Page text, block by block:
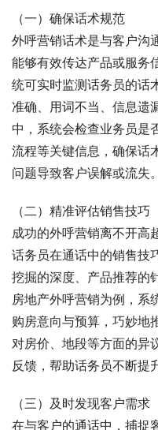
（一）确保话术规范
外呼营销话术是与客户沟
能够有效传达产品或服务
统可实时监测话务员的话
准确、用词不当、信息遗
中，系统会检查业务员是
流程等关键信息，确保话
问题导致客户误解或流失。
（二）精准评估销售技巧
成功的外呼营销离不开高
话务员在通话中的销售技
挖掘的深度、产品推荐的
房地产外呼营销为例，系
购房意向与预算，巧妙地
对房价、地段等方面的异
反馈，帮助话务员不断提
（三）及时发现客户需求
在与客户的通话中，捕捉